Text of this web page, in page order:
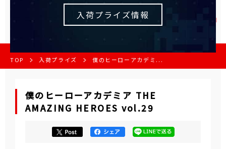
入荷プライズ情報
TOP 入荷プライズ 僕のヒーローアカデミ...
僕のヒーローアカデミア THE
AMAZING HEROES vol.29